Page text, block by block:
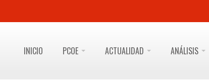
INICIO PCOE ACTUALIDAD ANÁLISIS